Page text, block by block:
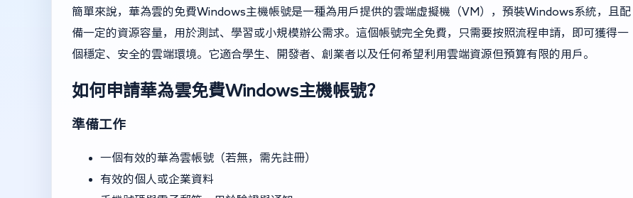
簡單來說，華為雲的免費Windows主機帳號是一種為用戶提供的雲端虛擬機（VM），預裝Windows系統，且配
備一定的資源容量，用於測試、學習或小規模辦公需求。這個帳號完全免費，只需要按照流程申請，即可獲得一
個穩定、安全的雲端環境。它適合學生、開發者、創業者以及任何希望利用雲端資源但預算有限的用戶。
如何申請華為雲免費Windows主機帳號？
準備工作
一個有效的華為雲帳號（若無，需先註冊）
有效的個人或企業資料